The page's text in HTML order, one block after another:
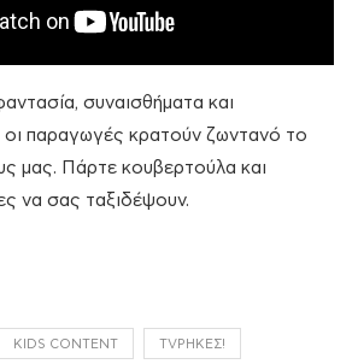
συναισθήματα και
οι παραγωγές κρατούν ζωντανό το
μας. Πάρτε κουβερτούλα και
να σας ταξιδέψουν.
KIDS CONTENT TVΡΉΚΕΣ!